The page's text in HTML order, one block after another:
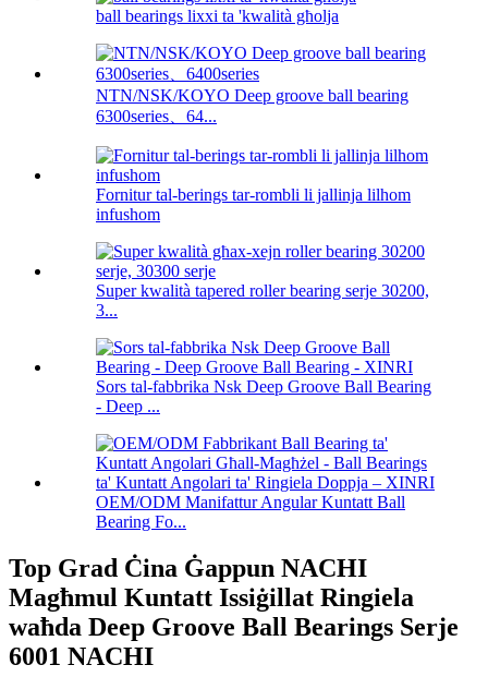
ball bearings lixxi ta 'kwalità għolja
NTN/NSK/KOYO Deep groove ball bearing
6300series、64...
Fornitur tal-berings tar-rombli li jallinja lilhom
infushom
Super kwalità tapered roller bearing serje 30200,
3...
Sors tal-fabbrika Nsk Deep Groove Ball Bearing
- Deep ...
OEM/ODM Manifattur Angular Kuntatt Ball
Bearing Fo...
Top Grad Ċina Ġappun NACHI
Magħmul Kuntatt Issiġillat Ringiela
waħda Deep Groove Ball Bearings Serje
6001 NACHI